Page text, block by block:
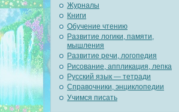
Журналы
Книги
Обучение чтению
Развитие логики, памяти,
мышления
Развитие речи, логопедия
Рисование, аппликация, лепка
Русский язык — тетради
Справочники, энциклопедии
Учимся писать